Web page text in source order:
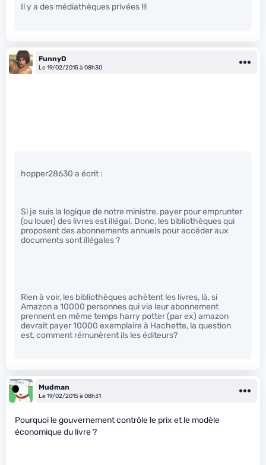
Il y a des médiathèques privées !!!
FunnyD
Le 19/02/2015 à 08h30
hopper28630 a écrit :
Si je suis la logique de notre ministre, payer pour emprunter
(ou louer) des livres est illégal. Donc, les bibliothèques qui
proposent des abonnements annuels pour accéder aux
documents sont illégales ?
Rien à voir, les bibliothèques achètent les livres, là, si
Amazon a 10000 personnes qui via leur abonnement
prennent en même temps harry potter (par ex) amazon
devrait payer 10000 exemplaire à Hachette, la question
est, comment rémunèrent ils les éditeurs?
Mudman
Le 19/02/2015 à 08h31
Pourquoi le gouvernement contrôle le prix et le modèle
économique du livre ?